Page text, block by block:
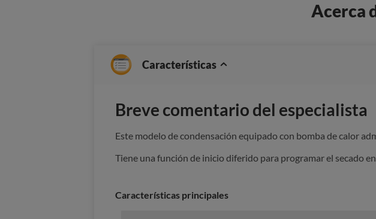
Acerca
Características
Breve comentario del especialista
Este modelo de condensación equipado con bomba de calor
Tiene una función de inicio diferido para programar el secado
Características principales